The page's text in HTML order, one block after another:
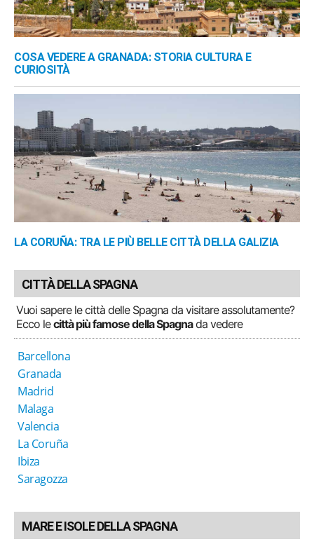
COSA VEDERE A GRANADA: STORIA CULTURA E
CURIOSITÀ
LA CORUÑA: TRA LE PIÙ BELLE CITTÀ DELLA GALIZIA
CITTÀ DELLA SPAGNA
Vuoi sapere le città delle Spagna da visitare assolutamente?
Ecco lecittà più famose della Spagnada vedere
Barcellona
Granada
Madrid
Malaga
Valencia
La Coruña
Ibiza
Saragozza
MARE E ISOLE DELLA SPAGNA